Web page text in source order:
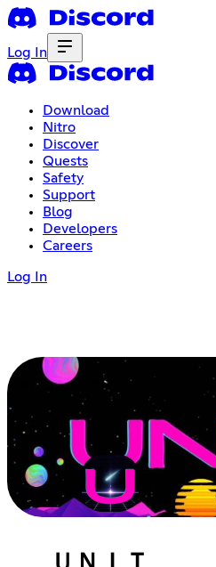
Log In
Download
Nitro
Discover
Quests
Safety
Support
Blog
Developers
Careers
Log In